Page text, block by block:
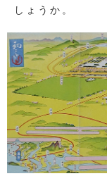
しょうか。